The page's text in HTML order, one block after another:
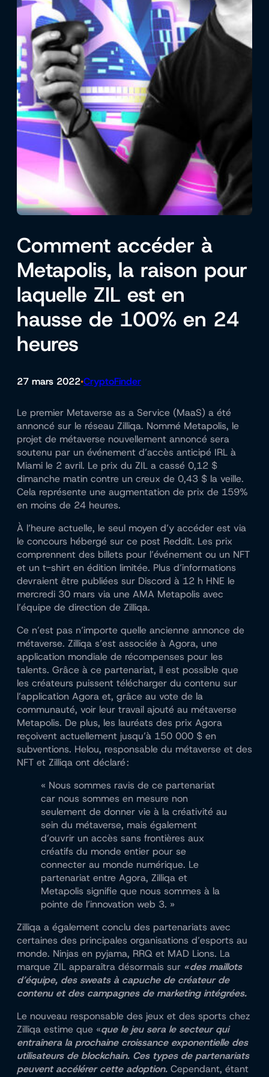
Comment accéder à
Metapolis, la raison pour
laquelle ZIL est en
hausse de 100% en 24
heures
27 mars 2022•CryptoFinder
Le premier Metaverse as a Service (MaaS) a été
annoncé sur le réseau Zilliqa. Nommé Metapolis, le
projet de métaverse nouvellement annoncé sera
soutenu par un événement d’accès anticipé IRL à
Miami le 2 avril. Le prix du ZIL a cassé 0,12 $
dimanche matin contre un creux de 0,43 $ la veille.
Cela représente une augmentation de prix de 159%
en moins de 24 heures.
À l’heure actuelle, le seul moyen d’y accéder est via
le concours hébergé sur ce post Reddit. Les prix
comprennent des billets pour l’événement ou un NFT
et un t-shirt en édition limitée. Plus d’informations
devraient être publiées sur Discord à 12 h HNE le
mercredi 30 mars via une AMA Metapolis avec
l’équipe de direction de Zilliqa.
Ce n’est pas n’importe quelle ancienne annonce de
métaverse. Zilliqa s’est associée à Agora, une
application mondiale de récompenses pour les
talents. Grâce à ce partenariat, il est possible que
les créateurs puissent télécharger du contenu sur
l’application Agora et, grâce au vote de la
communauté, voir leur travail ajouté au métaverse
Metapolis. De plus, les lauréats des prix Agora
reçoivent actuellement jusqu’à 150 000 $ en
subventions. Helou, responsable du métaverse et des
NFT et Zilliqa ont déclaré :
« Nous sommes ravis de ce partenariat
car nous sommes en mesure non
seulement de donner vie à la créativité au
sein du métaverse, mais également
d’ouvrir un accès sans frontières aux
créatifs du monde entier pour se
connecter au monde numérique. Le
partenariat entre Agora, Zilliqa et
Metapolis signifie que nous sommes à la
pointe de l’innovation web 3. »
Zilliqa a également conclu des partenariats avec
certaines des principales organisations d’esports au
monde. Ninjas en pyjama, RRQ et MAD Lions. La
marque ZIL apparaîtra désormais sur «des maillots
d’équipe, des sweats à capuche de créateur de
contenu et des campagnes de marketing intégrées.
Le nouveau responsable des jeux et des sports chez
Zilliqa estime que «que le jeu sera le secteur qui
entraînera la prochaine croissance exponentielle des
utilisateurs de blockchain. Ces types de partenariats
peuvent accélérer cette adoption. Cependant, étant